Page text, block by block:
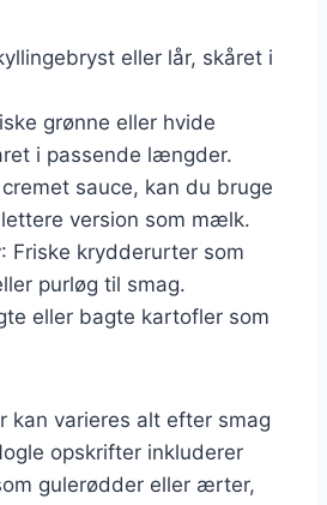
eller lår, skåret i
grønne eller hvide
i passende længder.
cremet sauce, kan du bruge
version som mælk.
: Friske krydderurter som
purløg til smag.
eller bagte kartofler som
kan varieres alt efter smag
opskrifter inkluderer
gulerødder eller ærter,